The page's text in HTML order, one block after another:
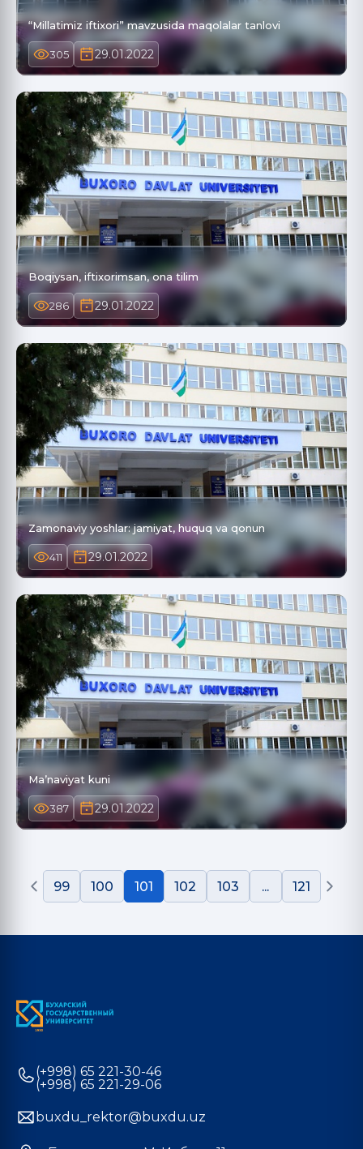
“Millatimiz iftixori” mavzusida maqolalar tanlovi
305 29.01.2022
Boqiysan, iftixorimsan, ona tilim
286 29.01.2022
Zamonaviy yoshlar: jamiyat, huquq va qonun
411 29.01.2022
Ma’naviyat kuni
387 29.01.2022
99 100 101 102 103 ... 121
(+998) 65 221-30-46
(+998) 65 221-29-06
buxdu_rektor@buxdu.uz